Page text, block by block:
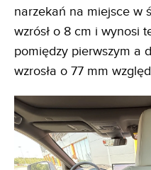
narzekań na miejsce w
wzrósł o 8 cm i wynosi
pomiędzy pierwszym a
wzrosła o 77 mm